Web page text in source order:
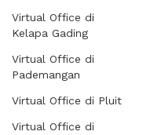
Virtual Office di
Kelapa Gading
Virtual Office di
Pademangan
Virtual Office di Pluit
Virtual Office di